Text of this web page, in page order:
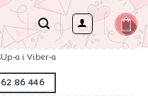
a i Viber-a
86 446